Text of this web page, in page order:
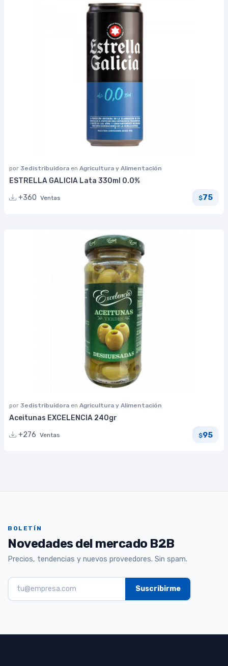
por 3edistribuidora en Agricultura y Alimentación
ESTRELLA GALICIA Lata 330ml 0.0%
+360 Ventas $75
por 3edistribuidora en Agricultura y Alimentación
Aceitunas EXCELENCIA 240gr
+276 Ventas $95
BOLETÍN
Novedades del mercado B2B
Precios, tendencias y nuevos proveedores. Sin spam.